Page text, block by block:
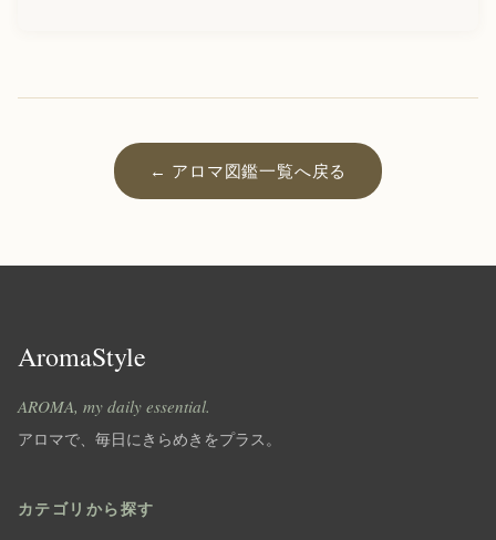
← アロマ図鑑一覧へ戻る
AromaStyle
AROMA, my daily essential.
アロマで、毎日にきらめきをプラス。
カテゴリから探す